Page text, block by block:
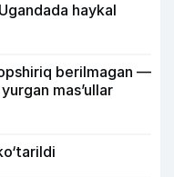
haykal
berilmagan —
mas’ullar